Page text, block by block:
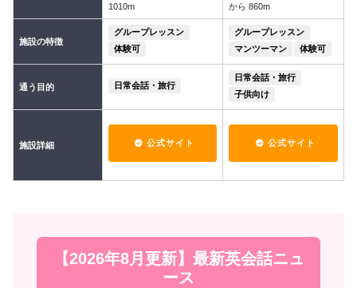
1010m
から 860m
施設の特徴
グループレッスン
体験可
グループレッスン
マンツーマン
体験可
通う目的 日常会話・旅行
日常会話・旅行
子供向け
施設詳細 公式サイト 公式サイト
【2026年8月更新】最新英会話ニュ
ース